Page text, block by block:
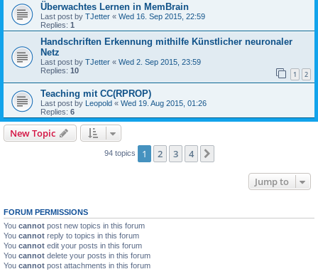
Überwachtes Lernen in MemBrain
Last post by TJetter « Wed 16. Sep 2015, 22:59
Replies: 1
Handschriften Erkennung mithilfe Künstlicher neuronaler
Netz
Last post by TJetter « Wed 2. Sep 2015, 23:59
Replies: 10 1 2
Teaching mit CC(RPROP)
Last post by Leopold « Wed 19. Aug 2015, 01:26
Replies: 6
New Topic
94 topics 1 2 3 4
Jump to
FORUM PERMISSIONS
You cannot post new topics in this forum
You cannot reply to topics in this forum
You cannot edit your posts in this forum
You cannot delete your posts in this forum
You cannot post attachments in this forum